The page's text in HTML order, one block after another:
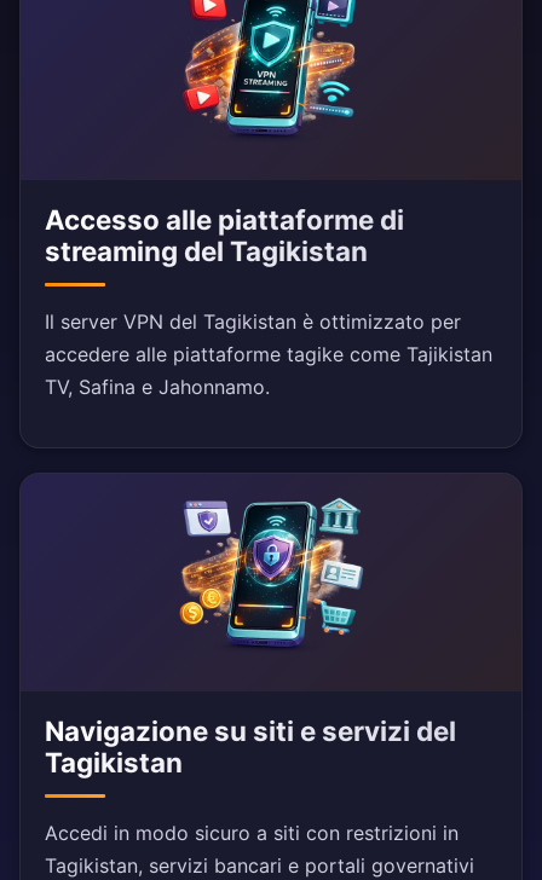
Accesso alle piattaforme di
streaming del Tagikistan
Il server VPN del Tagikistan è ottimizzato per
accedere alle piattaforme tagike come Tajikistan
TV, Safina e Jahonnamo.
Navigazione su siti e servizi del
Tagikistan
Accedi in modo sicuro a siti con restrizioni in
Tagikistan, servizi bancari e portali governativi